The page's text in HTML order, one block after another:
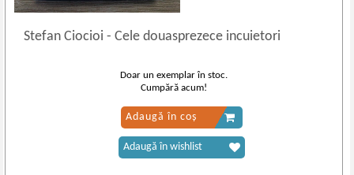
Stefan Ciocioi- Cele douasprezece incuietori
Doar un exemplar în stoc.
Cumpără acum!
Adaugă în coș
Adaugă în wishlist